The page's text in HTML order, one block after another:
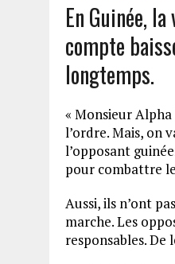
En Guinée,
compte
longtemps.
« Monsieur Alpha
l’ordre. Mais, on
l’opposant
pour combattre
Aussi, ils n’ont
marche. Les
responsables. De